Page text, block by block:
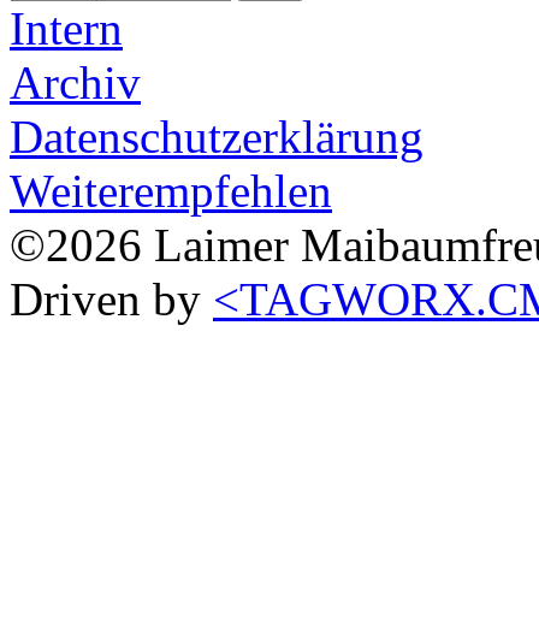
Intern
Archiv
Datenschutzerklärung
Weiterempfehlen
©2026 Laimer
Driven by